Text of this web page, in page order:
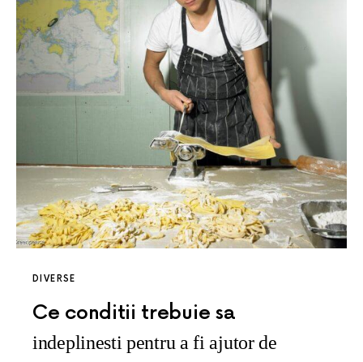
DIVERSE
Ce conditii trebuie sa
indeplinesti pentru a fi ajutor de